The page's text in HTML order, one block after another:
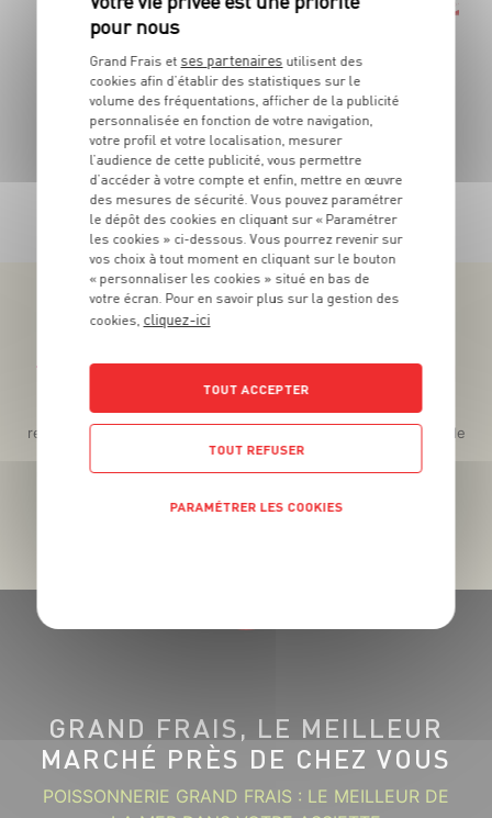
59
TOUTES NOS PROMOTIONS
Téléchargez l’App pour profiter d’offres exclusives !
Des promos exclusives, des récompenses généreuses, des
recettes gourmandes, des jeux inédits... le tout dans une seule
app !
GRAND FRAIS, LE MEILLEUR
MARCHÉ PRÈS DE CHEZ VOUS
POISSONNERIE GRAND FRAIS : LE MEILLEUR DE
Grand Frais et ses partenaires utilisent des
cookies afin d’établir des statistiques sur le
volume des fréquentations, afficher de la publicité
personnalisée en fonction de votre navigation,
votre profil et votre localisation, mesurer
l’audience de cette publicité, vous permettre
d’accéder à votre compte et enfin, mettre en œuvre
des mesures de sécurité. Vous pouvez paramétrer
le dépôt des cookies en cliquant sur « Paramétrer
les cookies » ci-dessous. Vous pourrez revenir sur
vos choix à tout moment en cliquant sur le bouton
« personnaliser les cookies » situé en bas de
votre écran. Pour en savoir plus sur la gestion des
cookies, cliquez-ici
TOUT ACCEPTER
TOUT REFUSER
PARAMÉTRER LES COOKIES